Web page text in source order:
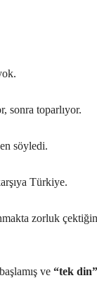
sonra toparlıyor.
söyledi.
Türkiye.
zorluk
ve“tek din”